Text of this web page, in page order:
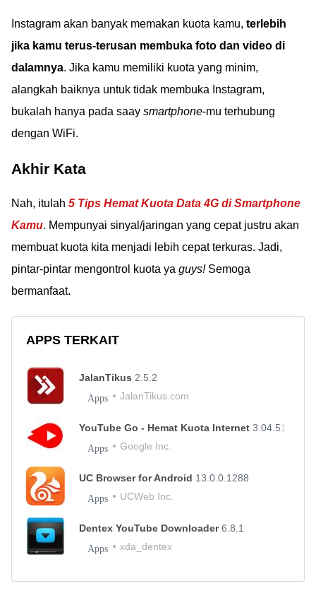
Instagram akan banyak memakan kuota kamu, terlebih
jika kamu terus-terusan membuka foto dan video di
dalamnya. Jika kamu memiliki kuota yang minim,
alangkah baiknya untuk tidak membuka Instagram,
bukalah hanya pada saay smartphone-mu terhubung
dengan WiFi.
Akhir Kata
Nah, itulah 5 Tips Hemat Kuota Data 4G di Smartphone
Kamu. Mempunyai sinyal/jaringan yang cepat justru akan
membuat kuota kita menjadi lebih cepat terkuras. Jadi,
pintar-pintar mengontrol kuota ya guys!Semoga
bermanfaat.
APPS TERKAIT
JalanTikus 2.5.2
Apps JalanTikus.com
YouTube Go - Hemat Kuota Internet 3.04.51
Apps Google Inc.
UC Browser for Android 13.0.0.1288
Apps UCWeb Inc.
Dentex YouTube Downloader6.8.1
Apps xda_dentex